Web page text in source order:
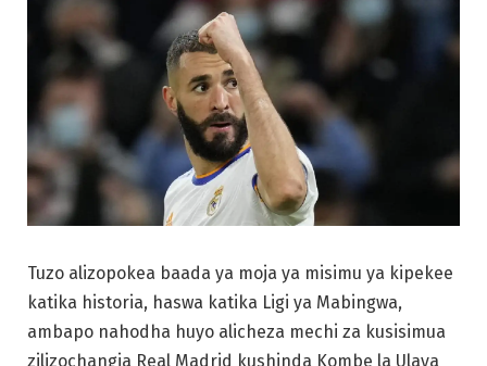
Tuzo alizopokea baada ya moja ya misimu ya kipekee
katika historia, haswa katika Ligi ya Mabingwa,
ambapo nahodha huyo alicheza mechi za kusisimua
zilizochangia Real Madrid kushinda Kombe la Ulaya